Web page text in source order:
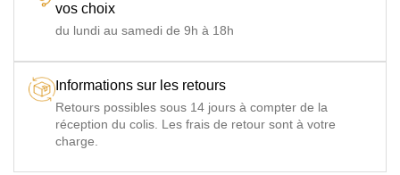
vos choix
du lundi au samedi de 9h à 18h
Informations sur les retours
Retours possibles sous 14 jours à compter de la
réception du colis. Les frais de retour sont à votre
charge.